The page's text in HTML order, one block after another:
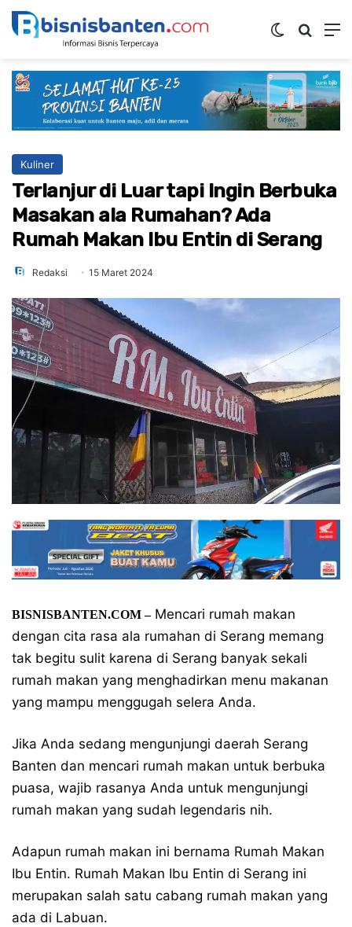
Switch skin
Kuliner
Terlanjur di Luar tapi Ingin Berbuka
Masakan ala Rumahan? Ada
Rumah Makan Ibu Entin di Serang
Redaksi 15 Maret 2024
BISNISBANTEN.COM –Mencari rumah makan
dengan cita rasa ala rumahan di Serang memang
tak begitu sulit karena di Serang banyak sekali
rumah makan yang menghadirkan menu makanan
yang mampu menggugah selera Anda.
Jika Anda sedang mengunjungi daerah Serang
Banten dan mencari rumah makan untuk berbuka
puasa, wajib rasanya Anda untuk mengunjungi
rumah makan yang sudah legendaris nih.
Adapun rumah makan ini bernama Rumah Makan
Ibu Entin. Rumah Makan Ibu Entin di Serang ini
merupakan salah satu cabang rumah makan yang
ada di Labuan.